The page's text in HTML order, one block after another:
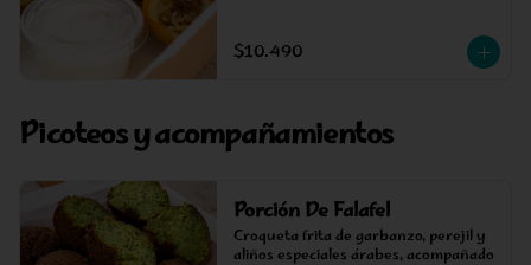
$10.490
Picoteos y acompañamientos
Porción De Falafel
Croqueta frita de garbanzo, perejil y
aliños especiales árabes, acompañado